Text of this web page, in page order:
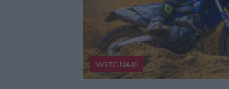
MOTOMAIS